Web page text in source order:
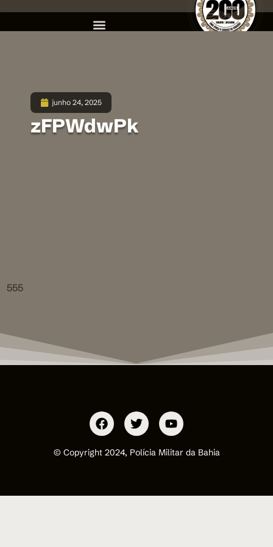
junho 24, 2025
zFPWdwPk
555
© Copyright 2024, Polícia Militar da Bahia